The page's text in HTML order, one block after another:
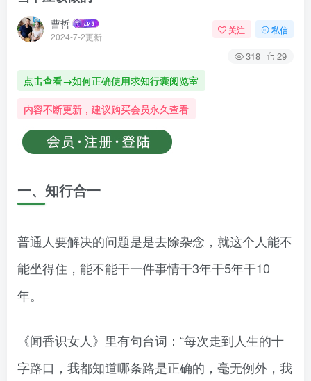
曹哲
2024-7-2更新
关注 私信
318 29
点击查看→如何正确使用求知行囊阅览室
内容不断更新，建议购买会员永久查看
一、知行合一
普通人要解决的问题是是去除杂念，就这个人能不
能坐得住，能不能干一件事情干3年干5年干10
年。
《闻香识女人》里有句台词：“每次走到人生的十
字路口，我都知道哪条路是正确的，毫无例外，我